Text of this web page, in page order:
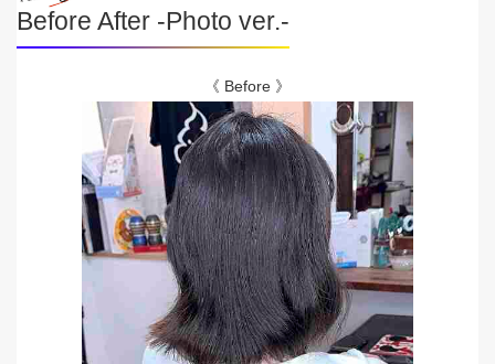
Before After -Photo ver.-
《 Before 》